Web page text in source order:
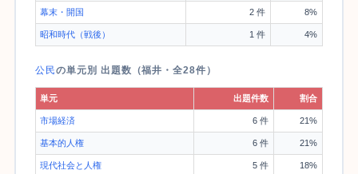
幕末・開国 2 件 8%
昭和時代（戦後） 1 件 4%
公民の単元別 出題数（福井・全28件）
単元 出題件数 割合
市場経済 6 件 21%
基本的人権 6 件 21%
現代社会と人権 5 件 18%